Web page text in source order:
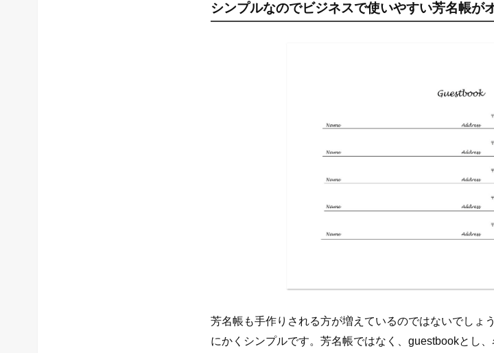
シンプルなのでビジネスで使いやすい芳名帳が
芳名帳も手作りされる方が増えているのではないでしょ
にかくシンプルです。芳名帳ではなく、guestbookとし